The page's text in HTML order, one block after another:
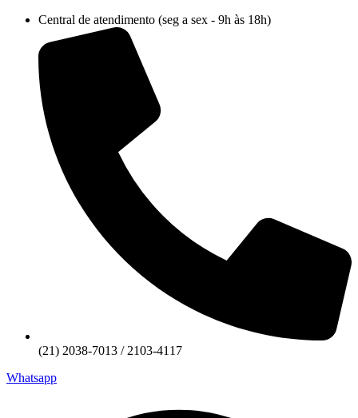
conteúdo
Central de atendimento (seg a sex - 9h às 18h)
(21) 2038-7013 / 2103-4117
Whatsapp